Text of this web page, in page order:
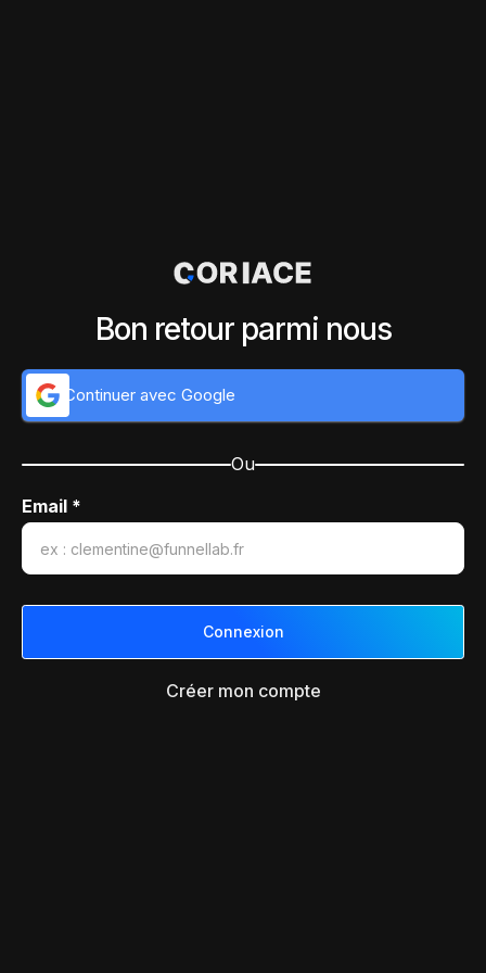
Bon retour parmi nous
Continuer avec Google
Ou
Email *
Créer mon compte